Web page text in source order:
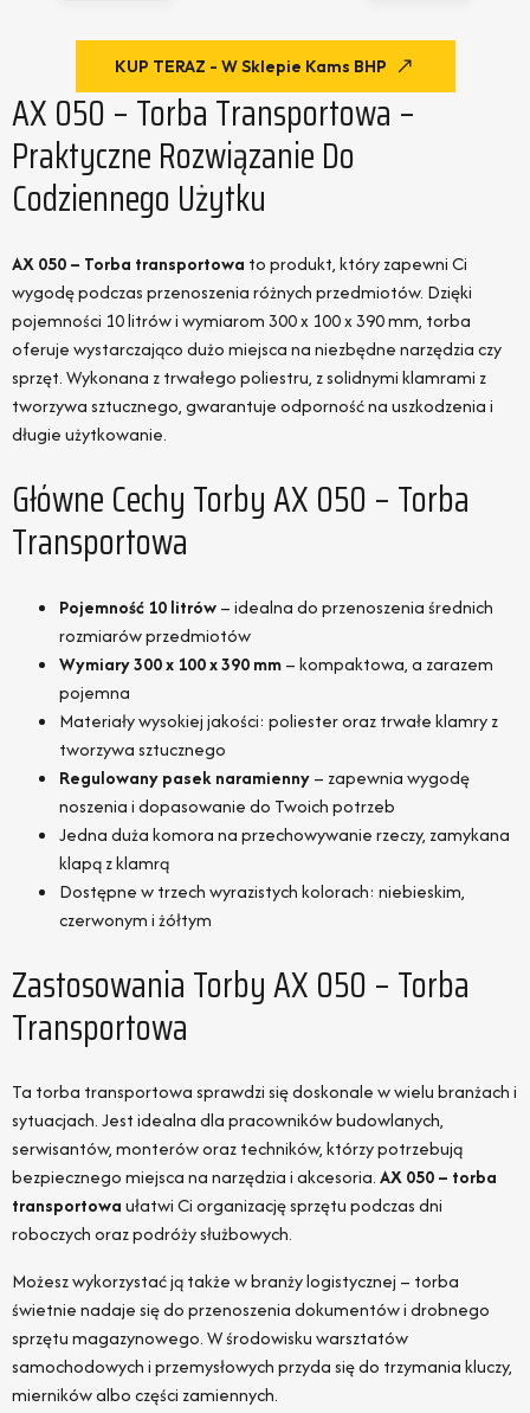
KUP TERAZ - W Sklepie Kams BHP
AX 050 – Torba Transportowa –
Praktyczne Rozwiązanie Do
Codziennego Użytku
AX 050 – Torba transportowa to produkt, który zapewni Ci
wygodę podczas przenoszenia różnych przedmiotów. Dzięki
pojemności 10 litrów i wymiarom 300 x 100 x 390 mm, torba
oferuje wystarczająco dużo miejsca na niezbędne narzędzia czy
sprzęt. Wykonana z trwałego poliestru, z solidnymi klamrami z
tworzywa sztucznego, gwarantuje odporność na uszkodzenia i
długie użytkowanie.
Główne Cechy Torby AX 050 – Torba
Transportowa
Pojemność 10 litrów– idealna do przenoszenia średnich
rozmiarów przedmiotów
Wymiary 300 x 100 x 390 mm– kompaktowa, a zarazem
pojemna
Materiały wysokiej jakości: poliester oraz trwałe klamry z
tworzywa sztucznego
Regulowany pasek naramienny– zapewnia wygodę
noszenia i dopasowanie do Twoich potrzeb
Jedna duża komora na przechowywanie rzeczy, zamykana
klapą z klamrą
Dostępne w trzech wyrazistych kolorach: niebieskim,
czerwonym i żółtym
Zastosowania Torby AX 050 – Torba
Transportowa
Ta torba transportowa sprawdzi się doskonale w wielu branżach i
sytuacjach. Jest idealna dla pracowników budowlanych,
serwisantów, monterów oraz techników, którzy potrzebują
bezpiecznego miejsca na narzędzia i akcesoria.AX 050 – torba
transportowaułatwi Ci organizację sprzętu podczas dni
roboczych oraz podróży służbowych.
Możesz wykorzystać ją także w branży logistycznej – torba
świetnie nadaje się do przenoszenia dokumentów i drobnego
sprzętu magazynowego. W środowisku warsztatów
samochodowych i przemysłowych przyda się do trzymania kluczy,
mierników albo części zamiennych.